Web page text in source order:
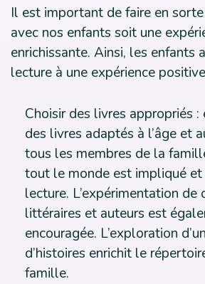
Il est important de faire en
avec nos enfants soit une
enrichissante. Ainsi, les enfants
lecture à une expérience
Choisir des livres appropriés :
des livres adaptés à l’âge et
tous les membres de la
tout le monde est impliqué et
lecture. L’expérimentation de
littéraires et auteurs est
encouragée. L’exploration
d’histoires enrichit le
famille.